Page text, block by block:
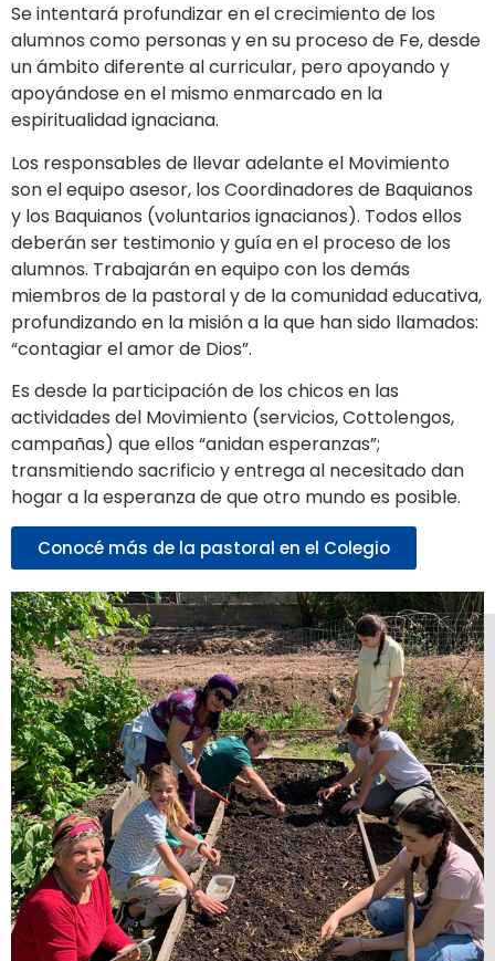
Se intentará profundizar en el crecimiento de los
alumnos como personas y en su proceso de Fe, desde
un ámbito diferente al curricular, pero apoyando y
apoyándose en el mismo enmarcado en la
espiritualidad ignaciana.
Los responsables de llevar adelante el Movimiento
son el equipo asesor, los Coordinadores de Baquianos
y los Baquianos (voluntarios ignacianos). Todos ellos
deberán ser testimonio y guía en el proceso de los
alumnos. Trabajarán en equipo con los demás
miembros de la pastoral y de la comunidad educativa,
profundizando en la misión a la que han sido llamados:
“contagiar el amor de Dios”.
Es desde la participación de los chicos en las
actividades del Movimiento (servicios, Cottolengos,
campañas) que ellos “anidan esperanzas”;
transmitiendo sacrificio y entrega al necesitado dan
hogar a la esperanza de que otro mundo es posible.
Conocé más de la pastoral en el Colegio